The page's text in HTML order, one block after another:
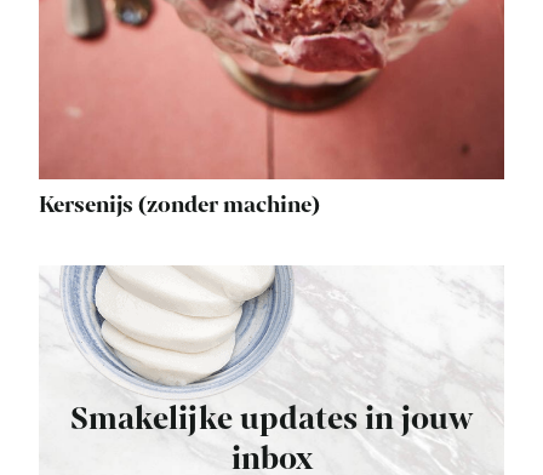
Kersenijs (zonder machine)
Smakelijke updates in jouw
inbox